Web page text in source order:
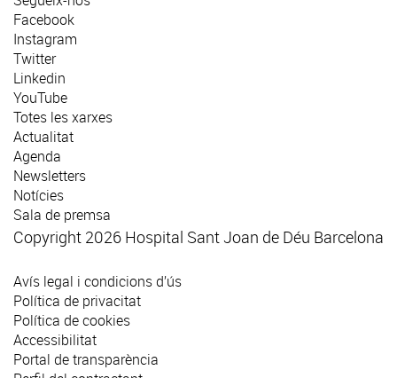
Facebook
Instagram
Twitter
Linkedin
YouTube
Totes les xarxes
Actualitat
Agenda
Newsletters
Notícies
Sala de premsa
Copyright 2026 Hospital Sant Joan de Déu Barcelona
Avís legal i condicions d’ús
Política de privacitat
Política de cookies
Accessibilitat
Portal de transparència